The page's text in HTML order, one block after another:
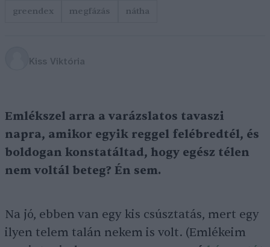
greendex megfázás nátha
Kiss Viktória
Emlékszel arra a varázslatos tavaszi
napra, amikor egyik reggel felébredtél, és
boldogan konstatáltad, hogy egész télen
nem voltál beteg? Én sem.
Na jó, ebben van egy kis csúsztatás, mert egy
ilyen telem talán nekem is volt. (Emlékeim